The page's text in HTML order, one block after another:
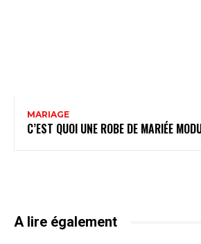
MARIAGE
C’EST QUOI UNE ROBE DE MARIÉE
A lire également